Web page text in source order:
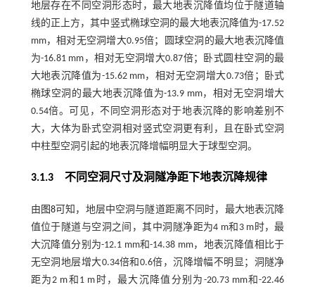
地层存在不同空洞形态时，最大地表沉降值均位于隧道轴
线的正上方，其中竖式椭球空洞的最大地表沉降值为-17.52
mm，相对无空洞增大0.95倍；圆球空洞的最大地表沉降值
为-16.81 mm，相对无空洞增大0.87倍；卧式圆柱空洞的最
大地表沉降值为-15.62 mm，相对无空洞增大0.73倍；卧式
椭球空洞的最大地表沉降值为-13.9 mm，相对无空洞增大
0.54倍。可见，不同空洞形态对于地表沉降的影响差别不
大，大体为卧式空洞相对竖式空洞更有利，且在卧式空洞
中柱型空洞引起的地表沉降增幅明显大于球型空洞。
3.1.3不同空洞尺寸及洞隧净距下地表沉降规律
由 图8可知，地层中空洞与隧道距离不同时，最大地表沉降
值位于隧道与空洞之间，其中洞隧净距为4 m和3 m时，最
大沉降值分别为-12.1 mm和-14.38 mm，地表沉降值相比于
无空洞地层增大0.34倍和0.6倍，沉降增幅不明显；洞隧净
距为2 m和1 m时，最大沉降值分别为-20.73 mm和-22.46